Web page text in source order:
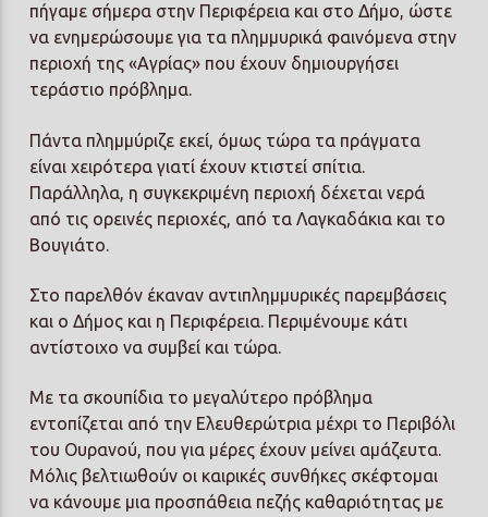
πήγαμε σήμερα στην Περιφέρεια και στο Δήμο, ώστε
να ενημερώσουμε για τα πλημμυρικά φαινόμενα στην
περιοχή της «Αγρίας» που έχουν δημιουργήσει
τεράστιο πρόβλημα.
Πάντα πλημμύριζε εκεί, όμως τώρα τα πράγματα
είναι χειρότερα γιατί έχουν κτιστεί σπίτια.
Παράλληλα, η συγκεκριμένη περιοχή δέχεται νερά
από τις ορεινές περιοχές, από τα Λαγκαδάκια και το
Βουγιάτο.
Στο παρελθόν έκαναν αντιπλημμυρικές παρεμβάσεις
και ο Δήμος και η Περιφέρεια. Περιμένουμε κάτι
αντίστοιχο να συμβεί και τώρα.
Με τα σκουπίδια το μεγαλύτερο πρόβλημα
εντοπίζεται από την Ελευθερώτρια μέχρι το Περιβόλι
του Ουρανού, που για μέρες έχουν μείνει αμάζευτα.
Μόλις βελτιωθούν οι καιρικές συνθήκες σκέφτομαι
να κάνουμε μια προσπάθεια πεζής καθαριότητας με